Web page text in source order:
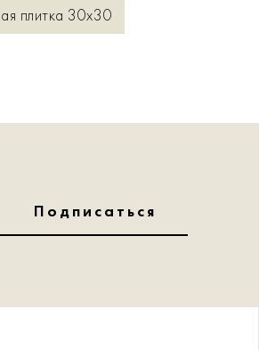
плитка 30x30
Подписаться